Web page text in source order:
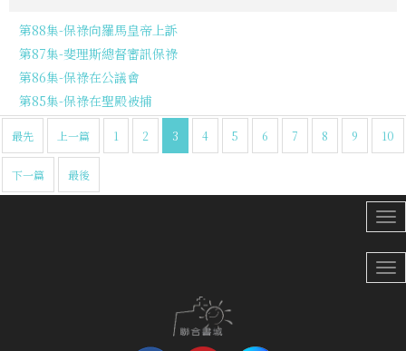
第88集-保祿向羅馬皇帝上訴
第87集-斐理斯總督審訊保祿
第86集-保祿在公議會
第85集-保祿在聖殿被捕
最先 上一篇 1 2 3 4 5 6 7 8 9 10
下一篇 最後